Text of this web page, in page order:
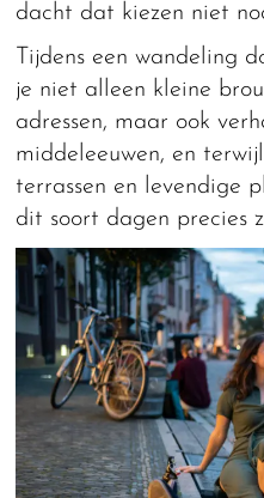
dacht dat kiezen niet
Tijdens een wandeling
je niet alleen kleine
adressen, maar ook
middeleeuwen, en
terrassen en levendige
dit soort dagen precies